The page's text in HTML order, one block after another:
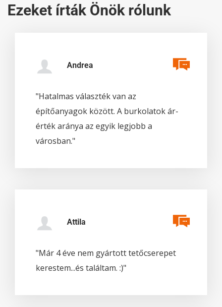
Ezeket írták Önök rólunk
Andrea
"Hatalmas választék van az
építőanyagok között. A burkolatok ár-
érték aránya az egyik legjobb a
városban."
Attila
"Már 4 éve nem gyártott tetőcserepet
kerestem...és találtam. :)"